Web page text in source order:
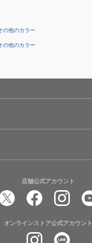
の他のカラー
の他のカラー
店舗公式アカウント
オンラインストア公式アカウント